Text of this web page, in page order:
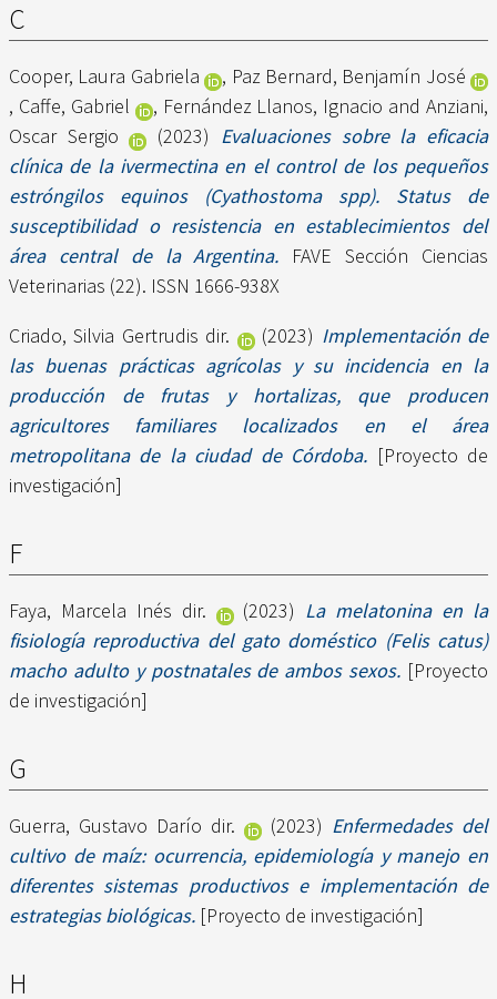
C
Cooper, Laura Gabriela , Paz Bernard, Benjamín José
, Caffe, Gabriel , Fernández Llanos, Ignacio and Anziani,
Oscar Sergio
(2023) Evaluaciones sobre la eficacia
clínica de la ivermectina en el control de los pequeños
estróngilos equinos (Cyathostoma spp). Status de
susceptibilidad o resistencia en establecimientos del
área central de la Argentina. FAVE Sección Ciencias
Veterinarias (22). ISSN 1666-938X
Criado, Silvia Gertrudis dir.
(2023) Implementación de
las buenas prácticas agrícolas y su incidencia en la
producción de frutas y hortalizas, que producen
agricultores familiares localizados en el área
metropolitana de la ciudad de Córdoba. [Proyecto de
investigación]
F
Faya, Marcela Inés dir. (2023) La melatonina en la
fisiología reproductiva del gato doméstico (Felis catus)
macho adulto y postnatales de ambos sexos. [Proyecto
de investigación]
G
Guerra, Gustavo Darío dir. (2023) Enfermedades del
cultivo de maíz: ocurrencia, epidemiología y manejo en
diferentes sistemas productivos e implementación de
estrategias biológicas. [Proyecto de investigación]
H